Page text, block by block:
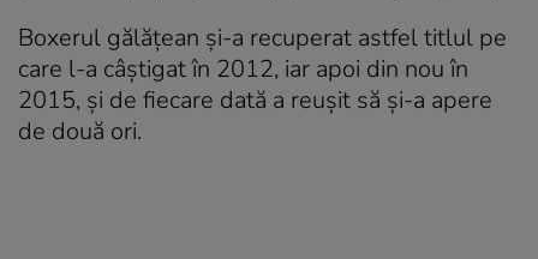
Boxerul gălăţean şi-a recuperat astfel titlul pe
care l-a câştigat în 2012, iar apoi din nou în
2015, şi de fiecare dată a reuşit să şi-a apere
de două ori.